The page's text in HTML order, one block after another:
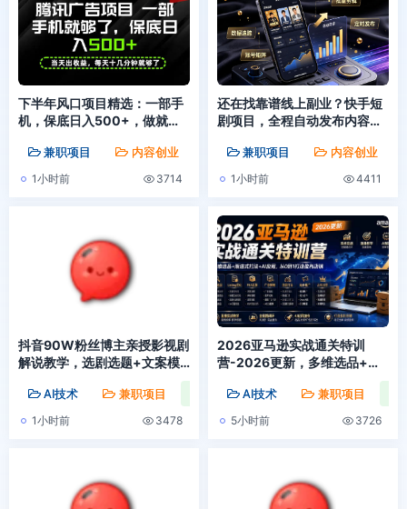
下半年风口项目精选：一部手
机，保底日入500+，做就有
兼职项目 内容创业 创业分享
1小时前 3714
还在找靠谱线上副业？快手短
剧项目，全程自动发布内容，
500+【揭秘】
兼职项目 内容创业
1小时前 4411
抖音90W粉丝博主亲授影视剧
解说教学，选剧选题+文案模
板+AI指令+剪辑配音+封面全
流程变现，解锁精选独家收益
AI技术 兼职项目 内容创业
1小时前 3478
2026亚马逊实战通关特训
营-2026更新，多维选品+渐
进式打法+AI应用，从0到1打
造盈利店铺
AI技术 兼职项目
5小时前 3726